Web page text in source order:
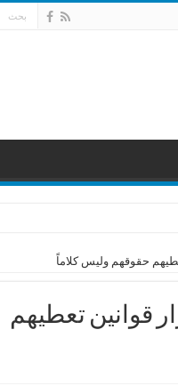
حقوقهم وليس كلاماً
قوانين تعطيهم